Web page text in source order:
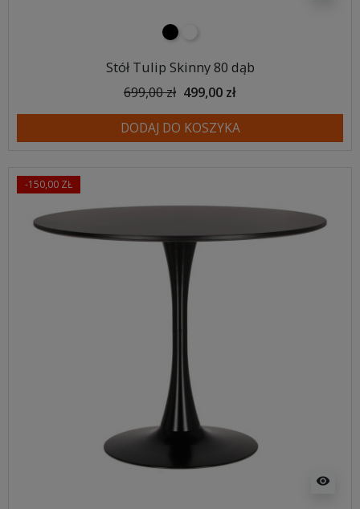
czarny
Stół Tulip Skinny 80 dąb
699,00 zł 499,00 zł
DODAJ DO KOSZYKA
-150,00 ZŁ
visibility